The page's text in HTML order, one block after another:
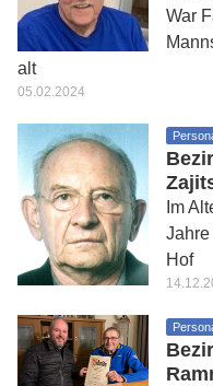
War
alt
05.02.2024
Im
Hof